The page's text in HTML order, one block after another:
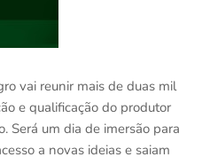
vai reunir mais de duas mil
e qualificação do produtor
Será um dia de imersão para
a novas ideias e saiam